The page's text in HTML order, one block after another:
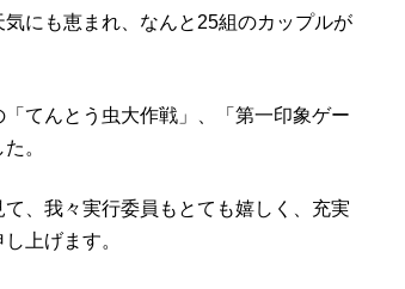
にも恵まれ、なんと25組のカップルが
てんとう虫大作戦」、「第一印象ゲー
。
、我々実行委員もとても嬉しく、充実
上げます。